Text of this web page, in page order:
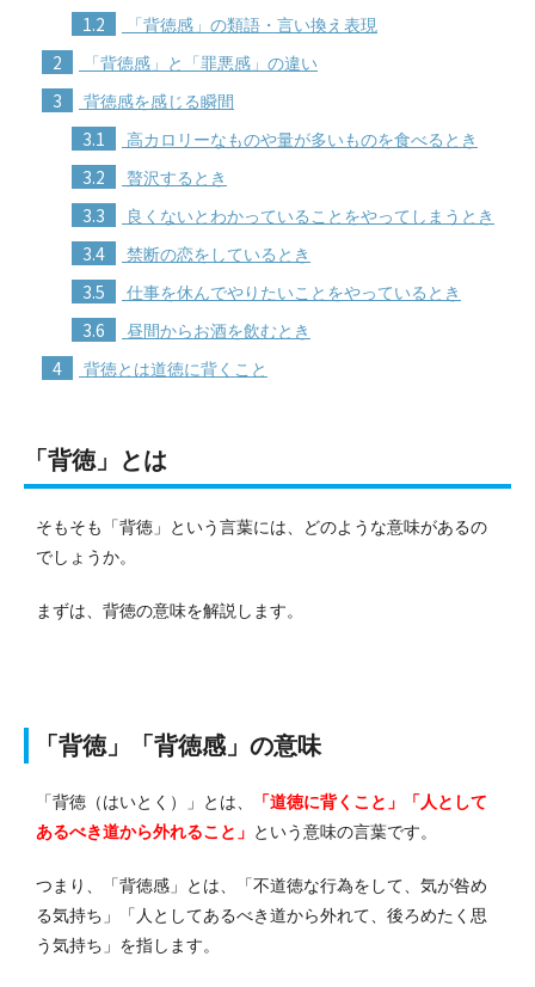
1.2 「背徳感」の類語・言い換え表現
2 「背徳感」と「罪悪感」の違い
3 背徳感を感じる瞬間
3.1 高カロリーなものや量が多いものを食べるとき
3.2 贅沢するとき
3.3 良くないとわかっていることをやってしまうとき
3.4 禁断の恋をしているとき
3.5 仕事を休んでやりたいことをやっているとき
3.6 昼間からお酒を飲むとき
4 背徳とは道徳に背くこと
「背徳」とは
そもそも「背徳」という言葉には、どのような意味があるの
でしょうか。
まずは、背徳の意味を解説します。
「背徳」「背徳感」の意味
「背徳（はいとく）」とは、
「道徳に背くこと」「人として
あるべき道から外れること」 という意味の言葉です。
つまり、「背徳感」とは、「不道徳な行為をして、気が咎め
る気持ち」「人としてあるべき道から外れて、後ろめたく思
う気持ち」を指します。